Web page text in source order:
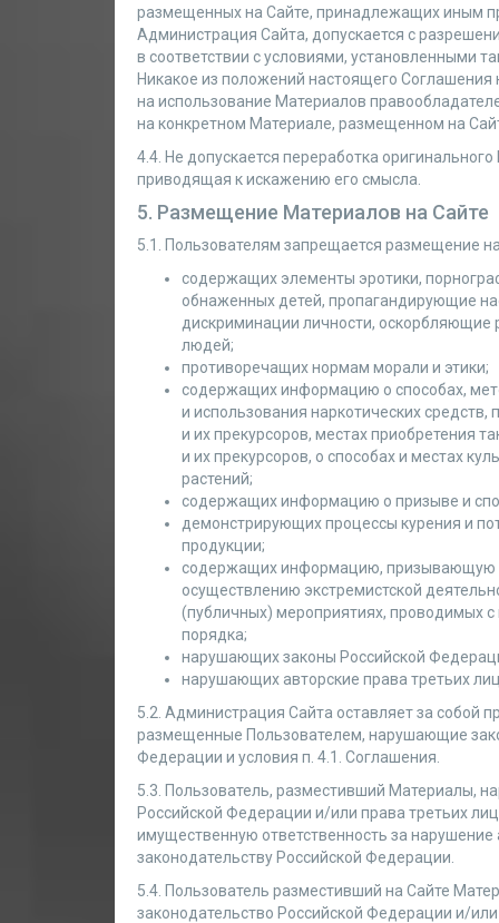
размещенных на Сайте, принадлежащих иным
Администрация Сайта, допускается с
в соответствии с условиями, установленными
Никакое из положений настоящего
на использование Материалов
на конкретном Материале, размещенном на
4.4. Не допускается переработка
приводящая к искажению его смысла.
5. Размещение Материалов на Сайте
5.1. Пользователям запрещается размещение
содержащих элементы эротики,
обнаженных детей, пропагандирующие
дискриминации личности, оскорбляющие
людей;
противоречащих нормам морали и этики;
содержащих информацию о способах,
и использования наркотических средств,
и их прекурсоров, местах приобретения
и их прекурсоров, о способах и местах
растений;
содержащих информацию о призыве и
демонстрирующих процессы курения и
продукции;
содержащих информацию, призывающую
осуществлению экстремистской
(публичных) мероприятиях, проводимых
порядка;
нарушающих законы Российской
нарушающих авторские права третьих
5.2. Администрация Сайта оставляет за собой
размещенные Пользователем, нарушающие
Федерации и условия п. 4.1. Соглашения.
5.3. Пользователь, разместивший Материалы,
Российской Федерации и/или права третьих
имущественную ответственность за нарушение
законодательству Российской Федерации.
5.4. Пользователь разместивший на Сайте
законодательство Российской Федерации и/